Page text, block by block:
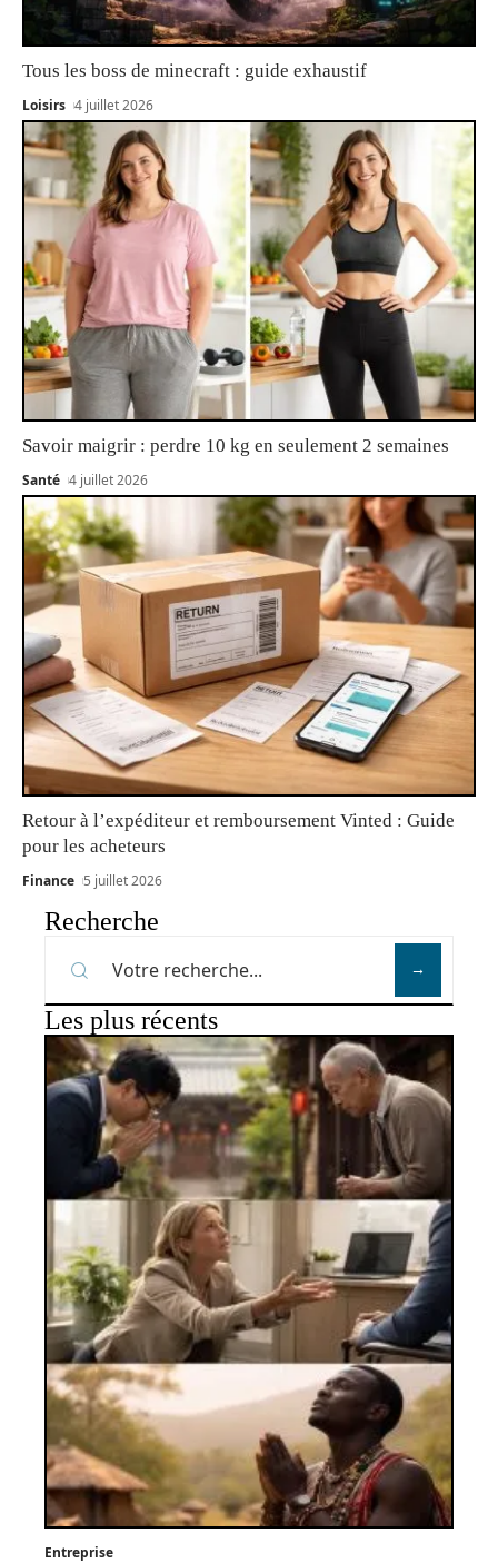
Tous les boss de minecraft : guide exhaustif
Loisirs 4 juillet 2026
Savoir maigrir : perdre 10 kg en seulement 2 semaines
Santé 4 juillet 2026
Retour à l’expéditeur et remboursement Vinted : Guide
pour les acheteurs
Finance 5 juillet 2026
Recherche
Les plus récents
Entreprise